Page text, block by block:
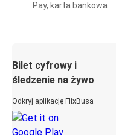
Pay, karta bankowa
Bilet cyfrowy i
śledzenie na żywo
Odkryj aplikację FlixBusa